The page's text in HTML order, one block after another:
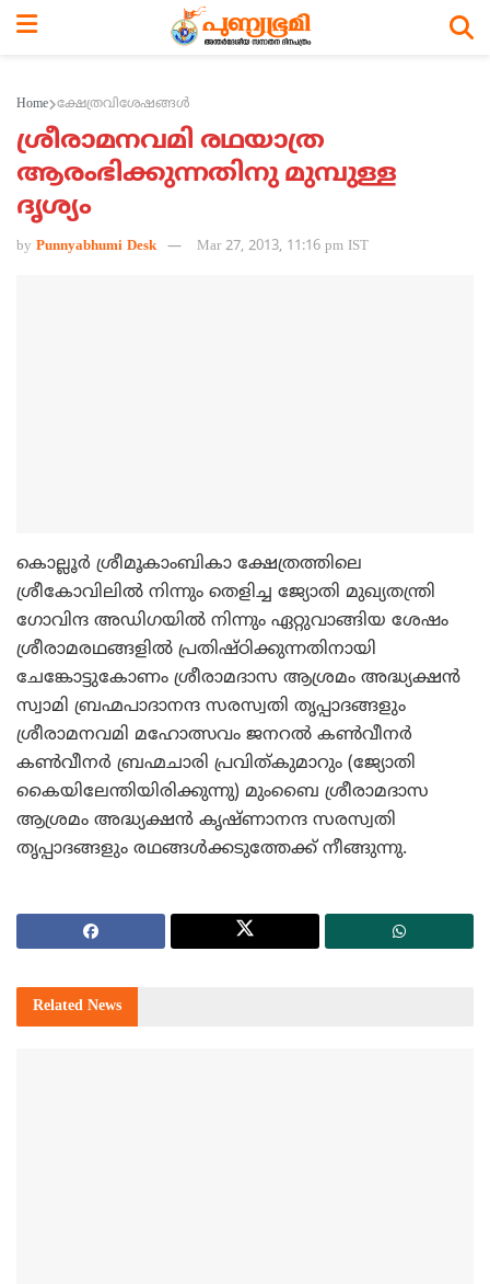
Home ക്ഷേത്രവിശേഷങ്ങള്‍
ശ്രീരാമനവമി രഥയാത്ര
ആരംഭിക്കുന്നതിനു മുമ്പുള്ള
ദൃശ്യം
by Punnyabhumi Desk Mar 27, 2013, 11:16 pm IST
കൊല്ലൂര്‍ ശ്രീമൂകാംബികാ ക്ഷേത്രത്തിലെ
ശ്രീകോവിലില്‍ നിന്നും തെളിച്ച ജ്യോതി മുഖ്യതന്ത്രി
ഗോവിന്ദ അഡിഗയില്‍ നിന്നും ഏറ്റുവാങ്ങിയ ശേഷം
ശ്രീരാമരഥങ്ങളില്‍ പ്രതിഷ്ഠിക്കുന്നതിനായി
ചേങ്കോട്ടുകോണം ശ്രീരാമദാസ ആശ്രമം അദ്ധ്യക്ഷന്‍
സ്വാമി ബ്രഹ്മപാദാനന്ദ സരസ്വതി തൃപ്പാദങ്ങളും
ശ്രീരാമനവമി മഹോത്സവം ജനറല്‍ കണ്‍വീനര്‍
കണ്‍വീനര്‍ ബ്രഹ്മചാരി പ്രവിത്കുമാറും (ജ്യോതി
കൈയിലേന്തിയിരിക്കുന്നു) മുംബൈ ശ്രീരാമദാസ
ആശ്രമം അദ്ധ്യക്ഷന്‍ കൃഷ്ണാനന്ദ സരസ്വതി
തൃപ്പാദങ്ങളും രഥങ്ങള്‍ക്കടുത്തേക്ക് നീങ്ങുന്നു.
Related News